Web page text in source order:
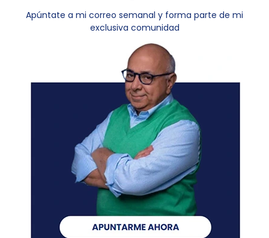
Apúntate a mi correo semanal y forma parte de mi
exclusiva comunidad